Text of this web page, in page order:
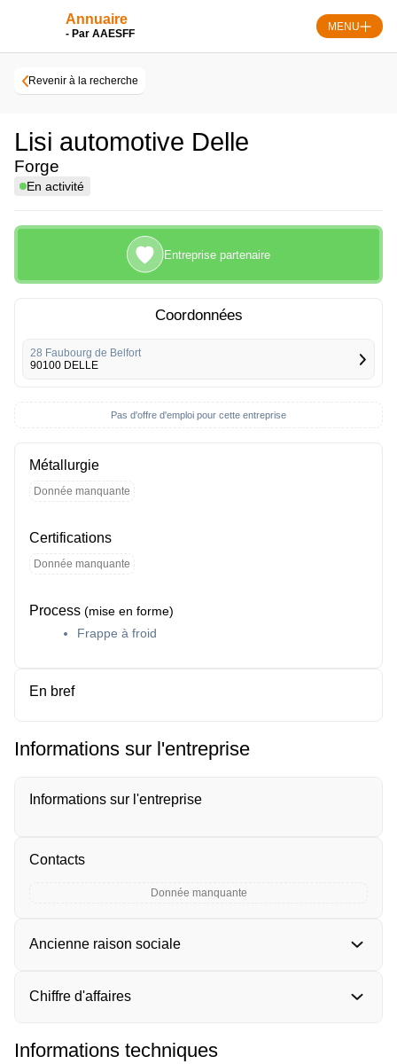
Annuaire
- Par AAESFF
MENU
Revenir à la recherche
Lisi automotive Delle
Forge
En activité
Entreprise partenaire
Pas d'offre d'emploi pour cette entreprise
Coordonnées
28 Faubourg de Belfort
90100 DELLE
Métallurgie
Donnée manquante
Certifications
Donnée manquante
Process (mise en forme)
Frappe à froid
En bref
Informations sur l'entreprise
Informations sur l'entreprise
Contacts
Donnée manquante
Ancienne raison sociale
Chiffre d'affaires
Informations techniques